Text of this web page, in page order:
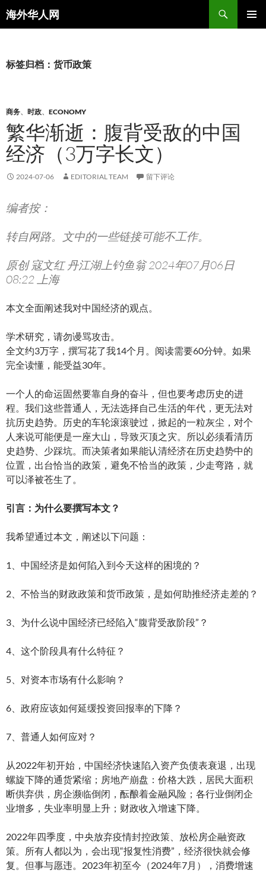
海外华人网
搜
索
文
标签归档：货币政策
商务、 时政、 ECONOMY
繁华渐逝：腹背受敌的中国
经济（3万字长文）
2024-07-06 EDITORIAL TEAM 留下评论
编者按：
转自网路。文中的一些链接可能不工作。
原创 寇文红 丹江湖上钓鱼翁 2024年07月06日
08:22 上海
本文全面阐述我对中国经济的观点。
学术研究，请勿谩骂攻击。
全文约3万字，撰写花了我14个月。阅读需要60分钟。如果
完全读懂，能受益30年。
一个人的命运固然要靠自身的奋斗，但也要考虑历史的进
程。我们这些普通人，无法选择自己生活的年代，更无法对
抗历史趋势。历史的车轮滚滚驶过，掀起的一粒灰尘，对个
人来说可能便是一座大山，导致灭顶之灾。所以必须看清历
史趋势、少踩坑。而决策者如果能认清经济在历史趋势中的
位置，出台恰当的政策，避免不恰当的政策，少走弯路，就
可以泽被苍生了。
引言：为什么要撰写本文？
我希望通过本文，阐述以下问题：
1、中国经济是如何陷入到今天这样的困境的？
2、不恰当的财政政策和货币政策，是如何助推经济走差的？
3、为什么说中国经济已经陷入“腹背受敌阶段”？
4、这个阶段具有什么特征？
5、对资本市场有什么影响？
6、政府应该如何延缓投资回报率的下降？
7、普通人如何应对？
从2022年初开始，中国经济快速陷入资产负债表衰退，出现
螺旋下降的通货紧缩；房地产崩盘：价格大跌，居民大面积
断供弃供，房企濒临倒闭，酝酿着金融风险；各行业倒闭企
业增多，失业率明显上升；财政收入增速下降。
2022年四季度，中央放弃疫情封控政策、放松房企融资政
策。所有人都以为，会出现“报复性消费”，经济很快就会修
复。但事与愿违。2023年初至今（2024年7月），消费增速